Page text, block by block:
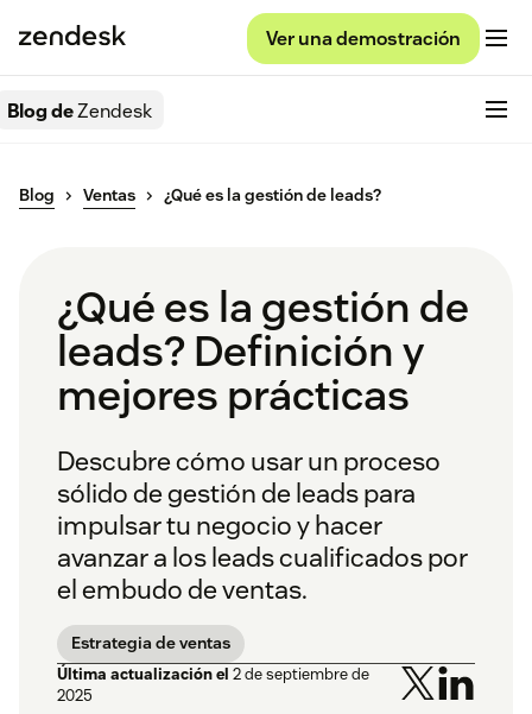
Ver una demostración
Blog deZendesk
Blog Ventas ¿Qué es la gestión de leads?
¿Qué es la gestión de
leads? Definición y
mejores prácticas
Descubre cómo usar un proceso
sólido de gestión de leads para
impulsar tu negocio y hacer
avanzar a los leads cualificados por
el embudo de ventas.
Estrategia de ventas
Última actualización el 2 de septiembre de
2025